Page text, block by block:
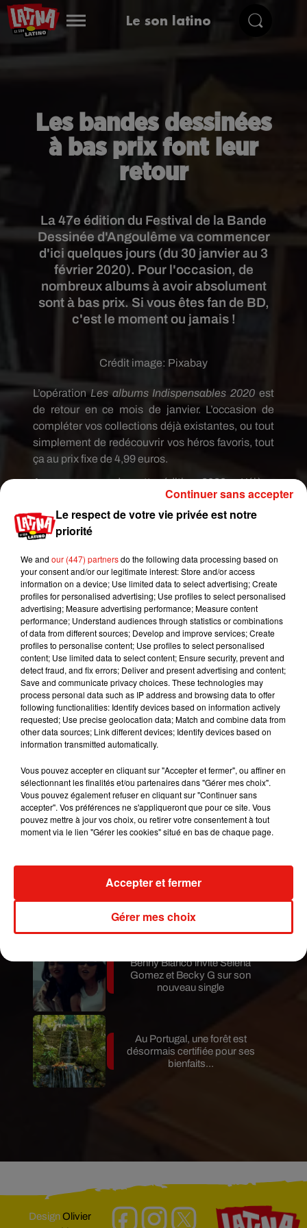
Le son latino
Les bandes dessinées
à bas prix font leur
retour
Publié : 20 janvier 2020 à 9h10 par Gianni
CASTILLO
La 47e édition du Festival de la Bande
Dessinée d'Angoulême va commencer
d'ici quelques jours (du 30 janvier au 3
février 2020). Pour l'occasion, de
nombreux albums à avoir absolument
sont à bas prix. Si vous êtes fan de BD,
c'est le moment ou jamais !
Crédit image: Pixabay
L’opérationLes albums Indispensables 2020 est
de retour en ce mois de janvier. L’occasion de
compléter vos collections déjà existantes, ou tout
simplement de redécouvrir vos héros favoris, tout
ça au prix fixe de 4,99 euros.
Au programme de cette édition 2020 : L’élève
Ducobu, Yakari, les Schtroumpfs ou encore
Léonard vous attendent. Soyez prévoyant car
certains titres ne vont pas faire long feu et les
être en rupture de stocks.
Mundo Latino
Guatemala : l'éruption du volcan
de Fuego est terminée
Le fourmilier géant fait son retour
Karol G dévoile la tracklist de
son nouvel album… avec des
invités...
Fuego entre en éruption
Benny Blanco invite Selena
Gomez et Becky G sur son
nouveau single
Au Portugal, une forêt est
désormais certifiée pour ses
bienfaits...
DesignOlivier
Le respect de votre vie privée est notre
priorité
We and our (447) partnersdo the following data processing based on
your consent and/or our legitimate interest: Store and/or access
information on a device; Use limited data to select advertising; Create
profiles for personalised advertising; Use profiles to select personalised
advertising; Measure advertising performance; Measure content
performance; Understand audiences through statistics or combinations
of data from different sources; Develop and improve services; Create
profiles to personalise content; Use profiles to select personalised
content; Use limited data to select content; Ensure security, prevent and
detect fraud, and fix errors; Deliver and present advertising and content;
Save and communicate privacy choices. These technologies may
process personal data such as IP address and browsing data to offer
following functionalities: Identify devices based on information actively
requested; Use precise geolocation data; Match and combine data from
other data sources; Link different devices; Identify devices based on
information transmitted automatically.
Vous pouvez accepter en cliquant sur "Accepter et fermer", ou affiner en
sélectionnant les finalités et/ou partenaires dans "Gérer mes choix".
Vous pouvez également refuser en cliquant sur "Continuer sans
accepter". Vos préférences ne s'appliqueront que pour ce site. Vous
pouvez mettre à jour vos choix, ou retirer votre consentement à tout
moment via le lien "Gérer les cookies" situé en bas de chaque page.
Gérer mes choix
Accepter et fermer
Continuer sans accepter